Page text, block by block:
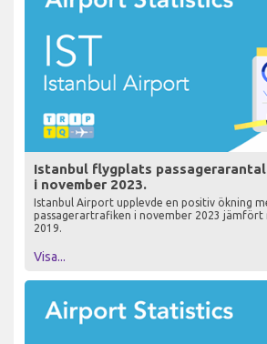
Istanbul flygplats passagerarantal
i november 2023.
Istanbul Airport upplevde en positiv ökning
passagerartrafiken i november 2023 jämfört
2019.
Visa...